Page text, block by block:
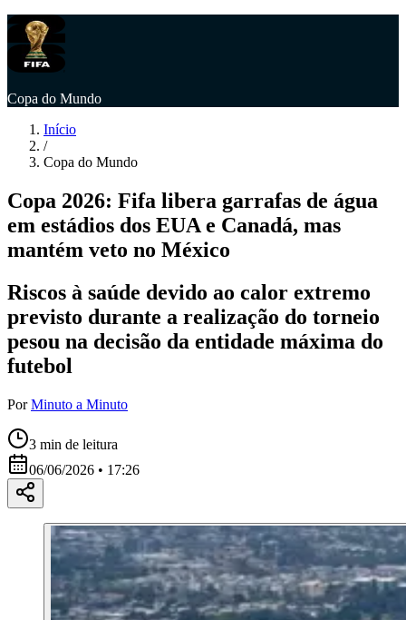
Copa do Mundo
Início
/
Copa do Mundo
Copa 2026: Fifa libera garrafas de água
em estádios dos EUA e Canadá, mas
mantém veto no México
Riscos à saúde devido ao calor extremo
previsto durante a realização do torneio
pesou na decisão da entidade máxima do
futebol
Por Minuto a Minuto
3 min de leitura
06/06/2026 • 17:26